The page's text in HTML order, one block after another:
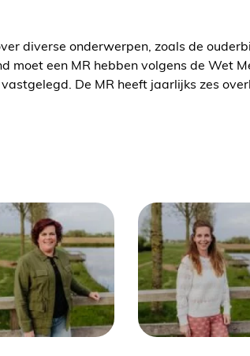
diverse onderwerpen, zoals de
moet een MR hebben volgens de Wet
De MR heeft jaarlijks zes